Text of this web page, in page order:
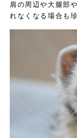
肩の周辺や大腿部
れなくなる場合も